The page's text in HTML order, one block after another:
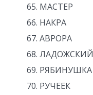
МАСТЕР
НАКРА
АВРОРА
ЛАДОЖСКИЙ
РЯБИНУШКА
РУЧЕЕК